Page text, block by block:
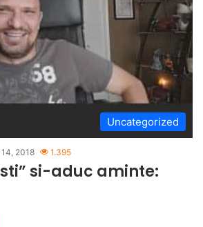
Uncategorized
2018 1.395
si-aduc aminte: